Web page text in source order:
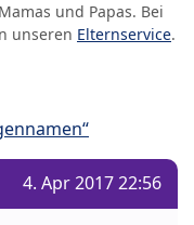
und Papas. Bei
unseren Elternservice.
4. Apr 2017 22:56